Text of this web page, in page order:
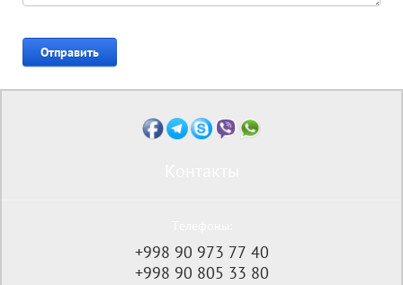
Отправить
+998 90 973 77 40
+998 90 805 33 80